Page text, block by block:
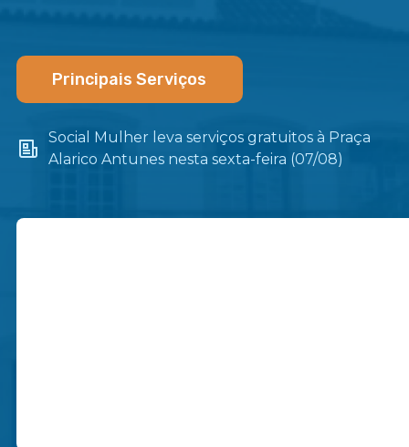
Principais Serviços
Social Mulher leva serviços gratuitos à Praça
Alarico Antunes nesta sexta-feira (07/08)